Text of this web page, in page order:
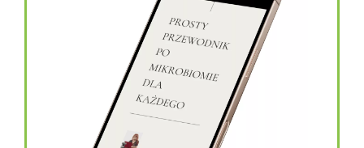
topinambur w kapsułkach